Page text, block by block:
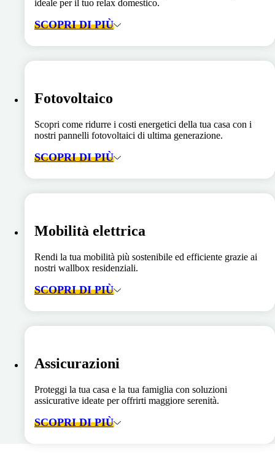
ideale per il tuo relax domestico.
SCOPRI DI PIÙ
Fotovoltaico
Scopri come ridurre i costi energetici della tua casa con i
nostri pannelli fotovoltaici di ultima generazione.
SCOPRI DI PIÙ
Mobilità elettrica
Rendi la tua mobilità più sostenibile ed efficiente grazie ai
nostri wallbox residenziali.
SCOPRI DI PIÙ
Assicurazioni
Proteggi la tua casa e la tua famiglia con soluzioni
assicurative ideate per offrirti maggiore serenità.
SCOPRI DI PIÙ